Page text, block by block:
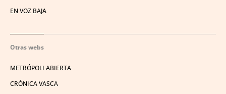
EN VOZ BAJA
Otras webs
METRÓPOLI ABIERTA
CRÓNICA VASCA